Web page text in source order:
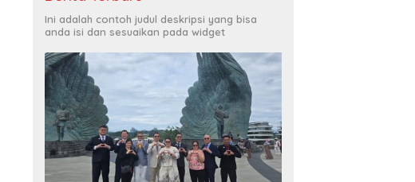
Ini adalah contoh judul deskripsi yang bisa
anda isi dan sesuaikan pada widget